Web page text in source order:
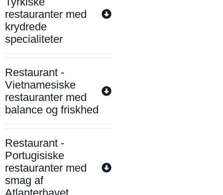
restauranter med
krydrede
specialiteter
Restaurant -
Vietnamesiske
restauranter med
balance og friskhed
Restaurant -
Portugisiske
restauranter med
smag af